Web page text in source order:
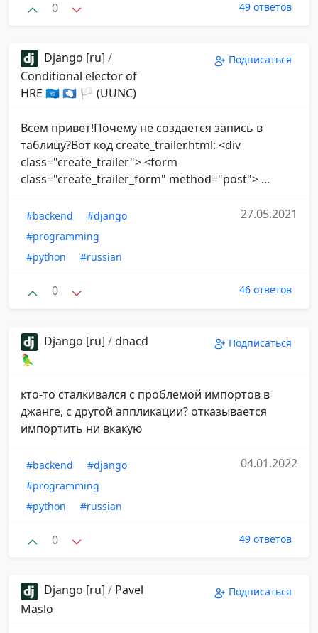
0 49 ответов
Django [ru] /
Conditional elector of
HRE 🇺🇳 🇦🇶 🏳 (UUNC)
Подписаться
Всем привет!Почему не создаётся запись в
таблицу?Вот код create_trailer.html: <div
class="create_trailer"> <form
class="create_trailer_form" method="post"> ...
#backend
#django
#programming
#python
#russian
27.05.2021
0 46 ответов
Django [ru] /dnacd
🦜
Подписаться
кто-то сталкивался с проблемой импортов в
джанге, с другой аппликации? отказывается
импортить ни вкакую
#backend
#django
#programming
#python
#russian
04.01.2022
0 49 ответов
Django [ru] / Pavel
Maslo
Подписаться